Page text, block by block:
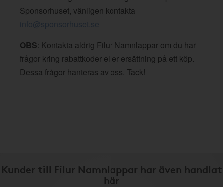
Sponsorhuset, vänligen kontakta
info@sponsorhuset.se
OBS: Kontakta aldrig Filur Namnlappar om du har
frågor kring rabattkoder eller ersättning på ett köp.
Dessa frågor hanteras av oss. Tack!
Kunder till Filur Namnlappar har även handlat
här